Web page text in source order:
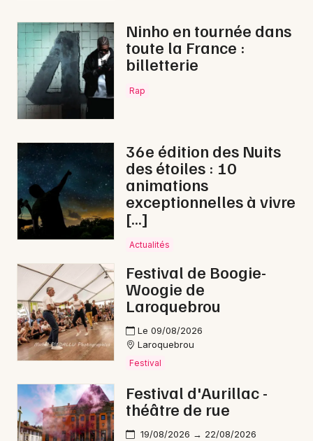
Brocantes dans le Cantal
Brocantes en Auvergne
Brocantes en Auvergne-Rhône-Alpes
Newsletter des sorties
Artistes en tournée
Actus à Aurillac
Magazine à Aurillac
Ninho en tournée dans
toute la France :
billetterie
Rap
36e édition des Nuits
des étoiles : 10
animations
exceptionnelles à vivre
[…]
Actualités
Festival de Boogie-
Woogie de
Laroquebrou
Le 09/08/2026
Laroquebrou
Festival
Festival d'Aurillac -
théâtre de rue
19/08/2026 → 22/08/2026